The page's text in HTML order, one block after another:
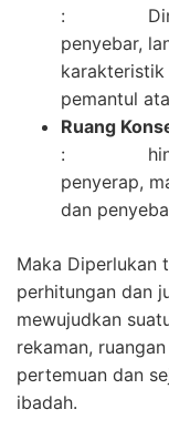
: Dinding
penyebar,
pemantul
Ruang
: hindari
penyerap,
dan
Maka Diperlukan
perhitungan dan
mewujudkan
rekaman,
pertemuan dan
ibadah.